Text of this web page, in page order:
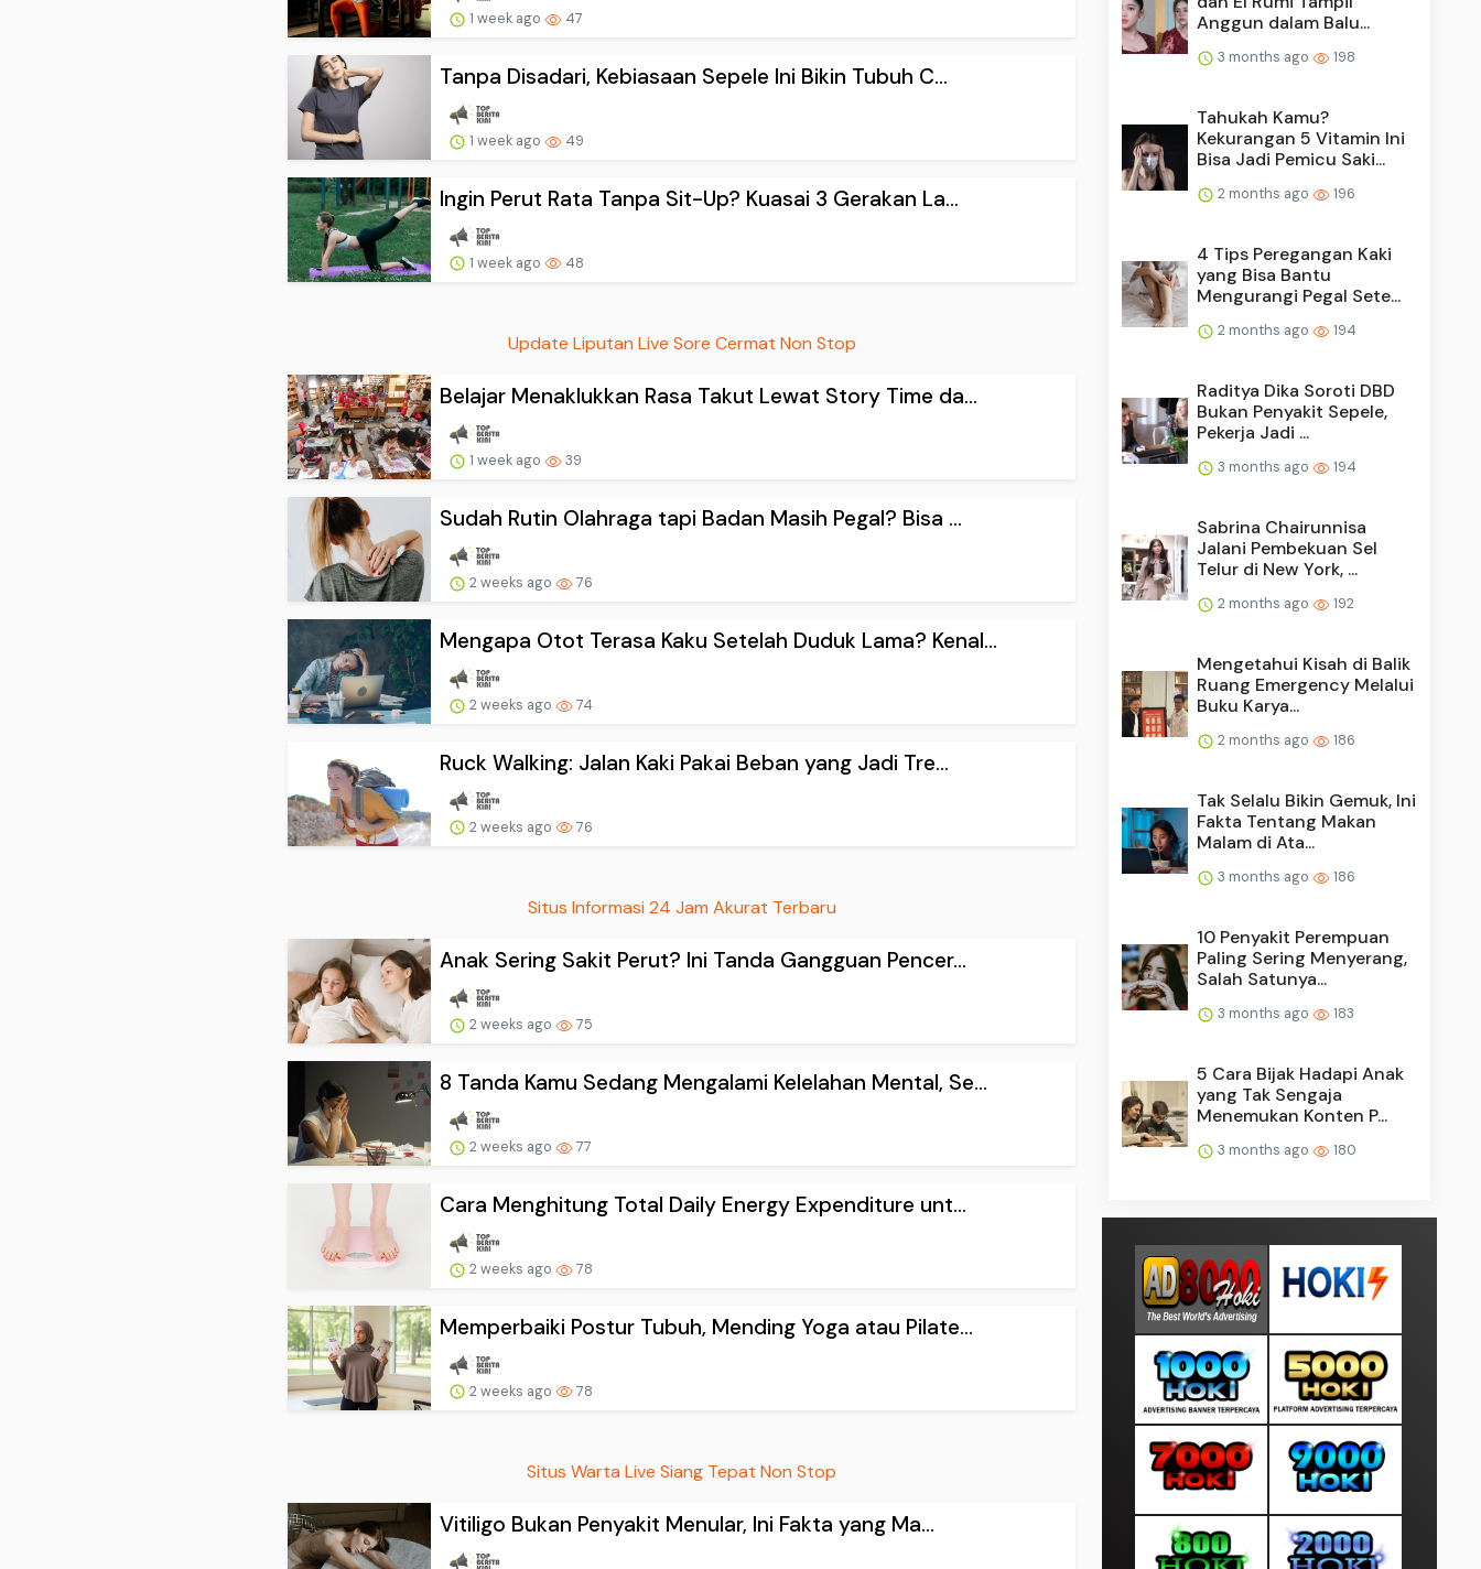
1 week ago 47
Tanpa Disadari, Kebiasaan Sepele Ini Bikin Tubuh C...
1 week ago 49
Ingin Perut Rata Tanpa Sit-Up? Kuasai 3 Gerakan La...
1 week ago 48
Update Liputan Live Sore Cermat Non Stop
Belajar Menaklukkan Rasa Takut Lewat Story Time da...
1 week ago 39
Sudah Rutin Olahraga tapi Badan Masih Pegal? Bisa ...
2 weeks ago 76
Mengapa Otot Terasa Kaku Setelah Duduk Lama? Kenal...
2 weeks ago 74
Ruck Walking: Jalan Kaki Pakai Beban yang Jadi Tre...
2 weeks ago 76
Situs Informasi 24 Jam Akurat Terbaru
Anak Sering Sakit Perut? Ini Tanda Gangguan Pencer...
2 weeks ago 75
8 Tanda Kamu Sedang Mengalami Kelelahan Mental, Se...
2 weeks ago 77
Cara Menghitung Total Daily Energy Expenditure unt...
2 weeks ago 78
Memperbaiki Postur Tubuh, Mending Yoga atau Pilate...
2 weeks ago 78
Situs Warta Live Siang Tepat Non Stop
Vitiligo Bukan Penyakit Menular, Ini Fakta yang Ma...
Anggun dalam Balu...
3 months ago 198
Tahukah Kamu?
Kekurangan 5 Vitamin Ini
Bisa Jadi Pemicu Saki...
2 months ago 196
4 Tips Peregangan Kaki
yang Bisa Bantu
Mengurangi Pegal Sete...
2 months ago 194
Raditya Dika Soroti DBD
Bukan Penyakit Sepele,
Pekerja Jadi ...
3 months ago 194
Sabrina Chairunnisa
Jalani Pembekuan Sel
Telur di New York, ...
2 months ago 192
Mengetahui Kisah di Balik
Ruang Emergency Melalui
Buku Karya...
2 months ago 186
Tak Selalu Bikin Gemuk, Ini
Fakta Tentang Makan
Malam di Ata...
3 months ago 186
10 Penyakit Perempuan
Paling Sering Menyerang,
Salah Satunya...
3 months ago 183
5 Cara Bijak Hadapi Anak
yang Tak Sengaja
Menemukan Konten P...
3 months ago 180